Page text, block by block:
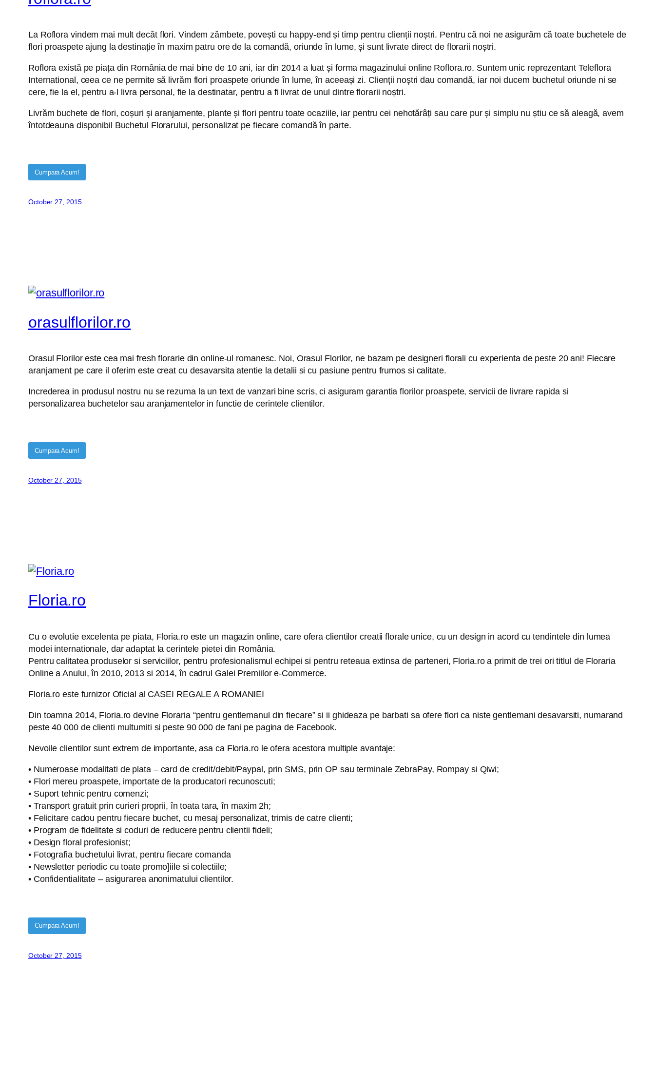
La Roflora vindem mai mult decât flori. Vindem zâmbete, povești cu happy-end și timp pentru clienții noștri. Pentru că noi ne asigurăm că toate buchetele de
flori proaspete ajung la destinație în maxim patru ore de la comandă, oriunde în lume, și sunt livrate direct de florarii noștri.
Roflora există pe piața din România de mai bine de 10 ani, iar din 2014 a luat și forma magazinului online Roflora.ro. Suntem unic reprezentant Teleflora
International, ceea ce ne permite să livrăm flori proaspete oriunde în lume, în aceeași zi. Clienții noștri dau comandă, iar noi ducem buchetul oriunde ni se
cere, fie la el, pentru a-l livra personal, fie la destinatar, pentru a fi livrat de unul dintre florarii noștri.
Livrăm buchete de flori, coșuri și aranjamente, plante și flori pentru toate ocaziile, iar pentru cei nehotărâți sau care pur și simplu nu știu ce să aleagă, avem
întotdeauna disponibil Buchetul Florarului, personalizat pe fiecare comandă în parte.
Cumpara Acum!
October 27, 2015
orasulflorilor.ro
Orasul Florilor este cea mai fresh florarie din online-ul romanesc. Noi, Orasul Florilor, ne bazam pe designeri florali cu experienta de peste 20 ani! Fiecare
aranjament pe care il oferim este creat cu desavarsita atentie la detalii si cu pasiune pentru frumos si calitate.
Increderea in produsul nostru nu se rezuma la un text de vanzari bine scris, ci asiguram garantia florilor proaspete, servicii de livrare rapida si
personalizarea buchetelor sau aranjamentelor in functie de cerintele clientilor.
Cumpara Acum!
October 27, 2015
Floria.ro
Cu o evolutie excelenta pe piata, Floria.ro este un magazin online, care ofera clientilor creatii florale unice, cu un design in acord cu tendintele din lumea
modei internationale, dar adaptat la cerintele pietei din România.
Pentru calitatea produselor si serviciilor, pentru profesionalismul echipei si pentru reteaua extinsa de parteneri, Floria.ro a primit de trei ori titlul de Floraria
Online a Anului, în 2010, 2013 si 2014, în cadrul Galei Premiilor e-Commerce.
Floria.ro este furnizor Oficial al CASEI REGALE A ROMANIEI
Din toamna 2014, Floria.ro devine Floraria “pentru gentlemanul din fiecare” si ii ghideaza pe barbati sa ofere flori ca niste gentlemani desavarsiti, numarand
peste 40 000 de clienti multumiti si peste 90 000 de fani pe pagina de Facebook.
Nevoile clientilor sunt extrem de importante, asa ca Floria.ro le ofera acestora multiple avantaje:
• Numeroase modalitati de plata – card de credit/debit/Paypal, prin SMS, prin OP sau terminale ZebraPay, Rompay si Qiwi;
• Flori mereu proaspete, importate de la producatori recunoscuti;
• Suport tehnic pentru comenzi;
• Transport gratuit prin curieri proprii, în toata tara, în maxim 2h;
• Felicitare cadou pentru fiecare buchet, cu mesaj personalizat, trimis de catre clienti;
• Program de fidelitate si coduri de reducere pentru clientii fideli;
• Design floral profesionist;
• Fotografia buchetului livrat, pentru fiecare comanda
• Newsletter periodic cu toate promo]iile si colectiile;
• Confidentialitate – asigurarea anonimatului clientilor.
Cumpara Acum!
October 27, 2015